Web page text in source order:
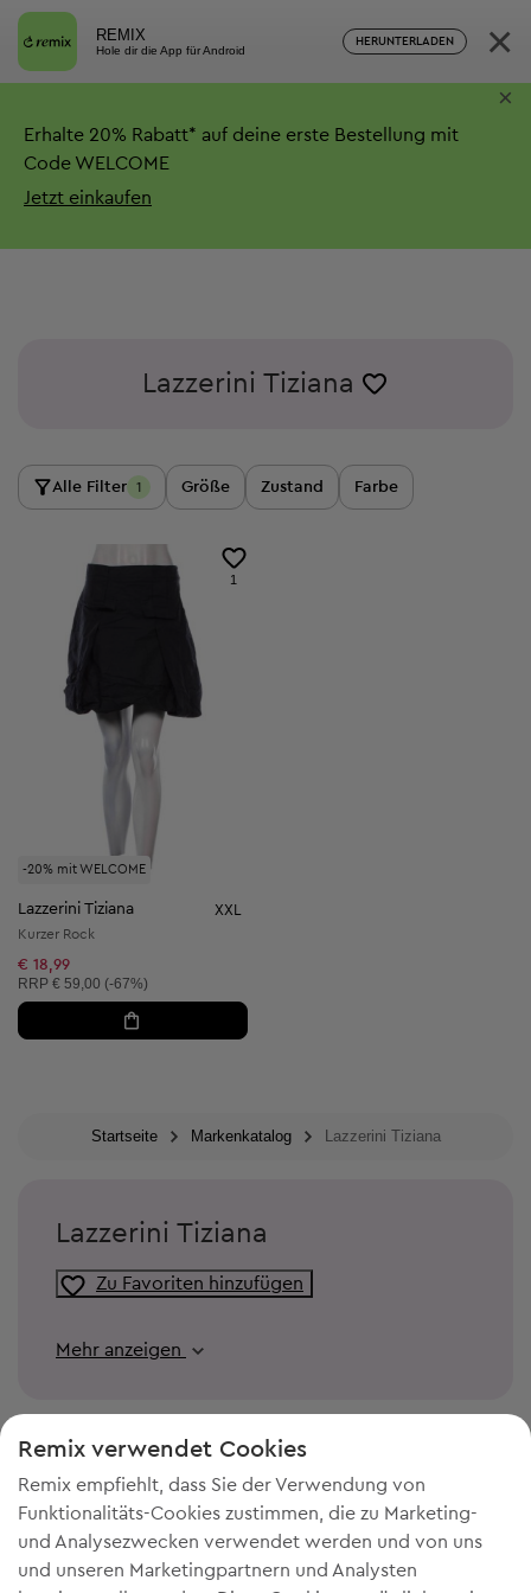
REMIX
Hole dir die App für Android
HERUNTERLADEN ×
Erhalte 20% Rabatt* auf deine erste Bestellung mit
Code WELCOME
Jetzt einkaufen
×
Lazzerini Tiziana
Alle Filter 1 Größe Zustand Farbe
-20% mit WELCOME
1
Lazzerini Tiziana XXL
Kurzer Rock
€ 18,99
Unverbindliche Preisempfehlung:
RRP € 59,00 (-67%)
Startseite Markenkatalog Lazzerini Tiziana
Lazzerini Tiziana
Zu Favoriten hinzufügen
Mehr anzeigen
Remix verwendet Cookies
Remix empfiehlt, dass Sie der Verwendung von
Funktionalitäts-Cookies zustimmen, die zu Marketing-
und Analysezwecken verwendet werden und von uns
und unseren Marketingpartnern und Analysten